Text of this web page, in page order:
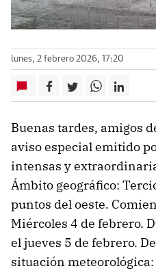
lunes, 2 febrero 2026, 17:20
Buenas tardes, amigos
aviso especial emitido
intensas y
Ámbito geográfico:
puntos del oeste.
Miércoles 4 de febrero.
el jueves 5 de febrero.
situación